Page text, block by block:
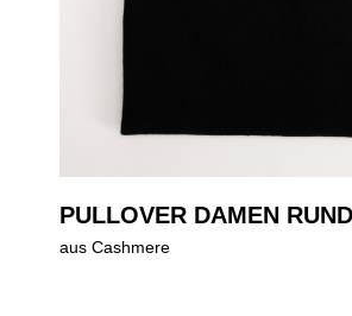
PULLOVER DAMEN
aus Cashmere